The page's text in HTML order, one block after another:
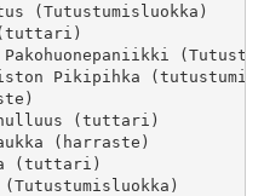
(Tutustumisluokka)
(tuttari)
Pikipihka
(tuttari)
(harraste)
(tuttari)